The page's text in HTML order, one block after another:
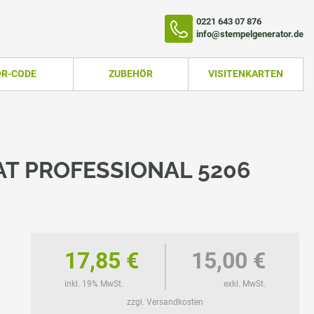
0221 643 07 876
info@stempelgenerator.de
CODE ZUBEHÖR VISITENKARTEN
PROFESSIONAL 5206
17,85 €
inkl. 19% MwSt.
15,00 €
exkl. MwSt.
zzgl. Versandkosten